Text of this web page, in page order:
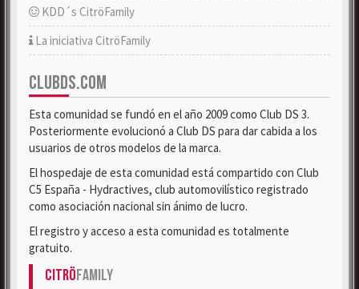
KDD´s CitröFamily
La iniciativa CitröFamily
CLUBDS.COM
Esta comunidad se fundó en el año 2009 como Club DS 3.
Posteriormente evolucionó a Club DS para dar cabida a los
usuarios de otros modelos de la marca.
El hospedaje de esta comunidad está compartido con Club
C5 España - Hydractives, club automovilístico registrado
como asociación nacional sin ánimo de lucro.
El registro y acceso a esta comunidad es totalmente
gratuito.
CitröFamily